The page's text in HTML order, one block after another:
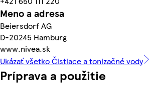
Meno a adresa
Beiersdorf AG
D-20245 Hamburg
www.nivea.sk
Ukázať všetko Čistiace a tonizačné vody
Príprava a použitie